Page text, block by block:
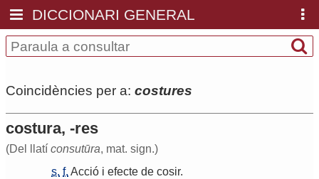
DICCIONARI GENERAL
Coincidències per a: costures
costura, -res
(Del llatí consutūra, mat. sign.)
s. f. Acció i efecte de cosir.